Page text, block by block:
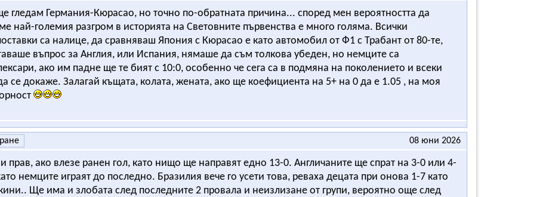
гледам Германия-Кюрасао, но точно по-обратната причина... според мен вероятността да
най-големия разгром в историята на Световните първенства е много голяма. Всички
са налице, да сравняваш Япония с Кюрасао е като автомобил от Ф1 с Трабант от 80-те,
въпрос за Англия, или Испания, нямаше да съм толкова убеден, но немците са
ако им падне ще те бият с 10:0, особенно че сега са в подмяна на поколението и всеки
се докаже. Залагай къщата, колата, жената, ако ще коефициента на 5+ на 0 да е 1.05 , на моя
08 юни 2026
прав, ако влезе ранен гол, като нищо ще направят едно 13-0. Англичаните ще спрат на 3-0 или 4-
немците играят до последно. Бразилия вече го усети това, реваха децата при онова 1-7 като
Ще има и злобата след последните 2 провала и неизлизане от групи, вероятно още след